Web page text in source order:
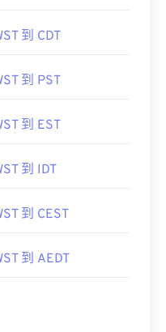
到 CDT
到 PST
到 EST
到 IDT
到 CEST
到 AEDT